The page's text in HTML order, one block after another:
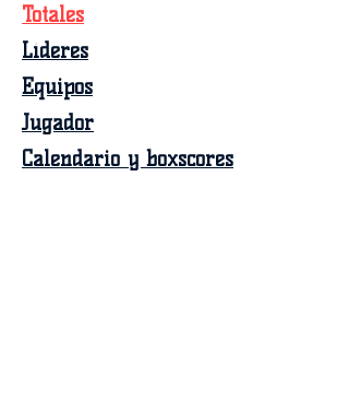
Totales
Líderes
Equipos
Jugador
Calendario y boxscores